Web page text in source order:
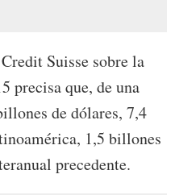
Suisse sobre la
precisa que, de una
de dólares, 7,4
1,5 billones
precedente.